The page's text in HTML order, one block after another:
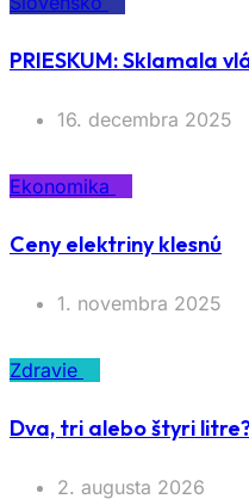
PRIESKUM: Sklamala
16. decembra 2025
Ekonomika
Ceny elektriny klesnú
1. novembra 2025
Zdravie
Dva, tri alebo štyri
2. augusta 2026